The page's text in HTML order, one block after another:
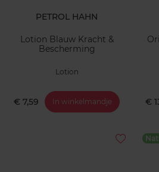
PETROL HAHN
Lotion Blauw Kracht &
Bescherming
Lotion
€ 7,59 In winkelmandje €